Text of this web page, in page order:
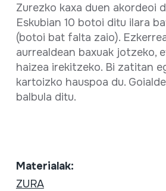
Zurezko kaxa duen akordeoi
Eskubian 10 botoi ditu ilara
(botoi bat falta zaio).
aurrealdean baxuak jotzeko,
haizea irekitzeko. Bi zatitan
kartoizko hauspoa du.
balbula ditu.
Materialak:
ZURA